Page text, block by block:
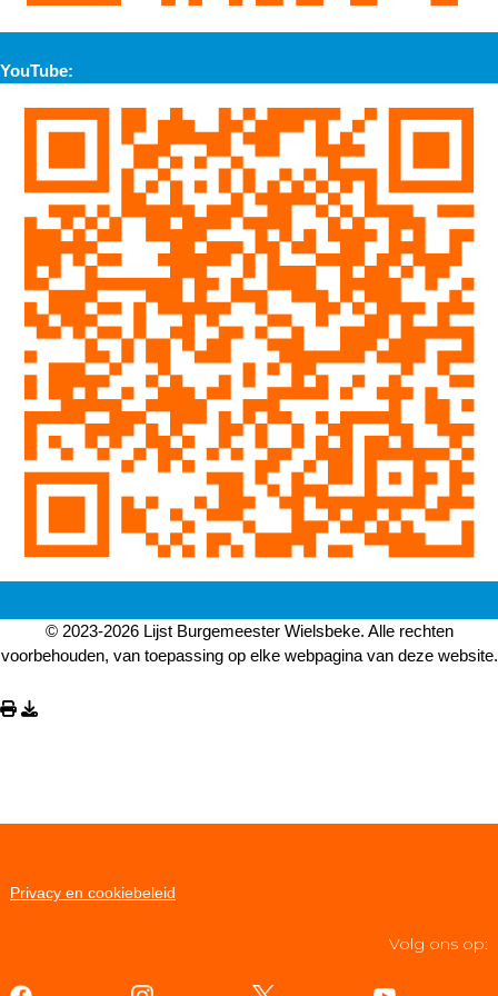
YouTube:
© 2023-2026 Lijst Burgemeester Wielsbeke. Alle rechten
voorbehouden, van toepassing op elke webpagina van deze website.
Privacy en cookiebeleid
Volg ons op: